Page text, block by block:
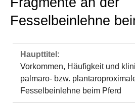
Fesselbeinlehne
Haupttitel:
Vorkommen, Häufigkeit und
palmaro- bzw.
Fesselbeinlehne beim Pferd